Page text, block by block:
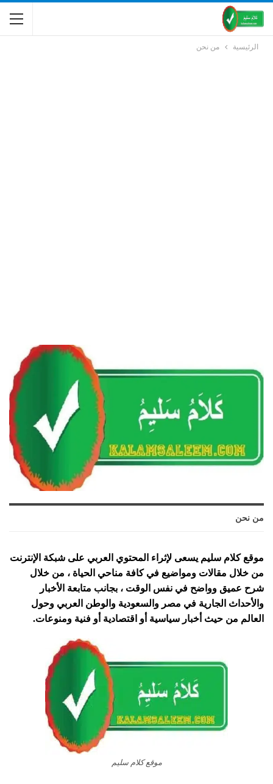
الرئيسية من نحن
من نحن
موقع كلام سليم يسعى لإثراء المحتوي العربي على شبكة الإنترنت
من خلال مقالات ومواضيع في كافة مناحي الحياة ، من خلال
شرح عميق وواضح في نفس الوقت ، بجانب متابعة الأخبار
والأحداث الجارية في مصر والسعودية والوطن العربي وحول
العالم من حيث أخبار سياسية أو اقتصادية أو فنية ومنوعات.
موقع كلام سليم